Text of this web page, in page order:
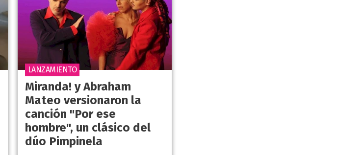
Miranda! y Abraham
Mateo versionaron la
canción "Por ese
hombre", un clásico del
dúo Pimpinela
LANZAMIENTO